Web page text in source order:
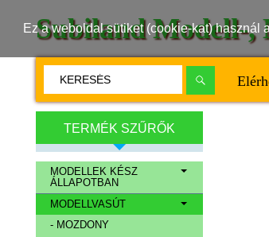
Ez a weboldal sütiket (cookie-kat)
Subiland
TERMÉK SZŰRŐK
MODELLEK KÉSZ
ÁLLAPOTBAN
MODELLVASÚT
- MOZDONY